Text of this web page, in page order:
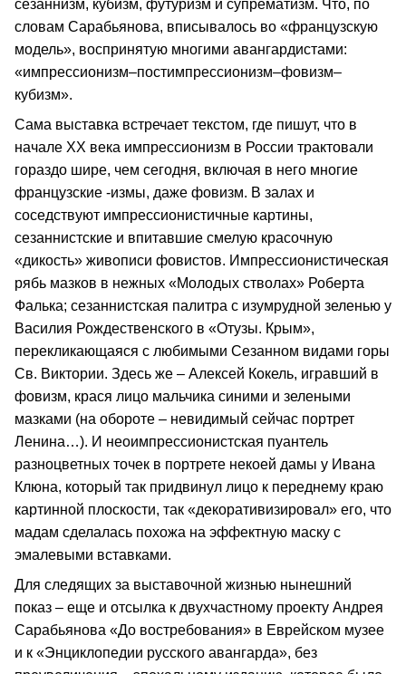
сезаннизм, кубизм, футуризм и супрематизм. Что, по
словам Сарабьянова, вписывалось во «французскую
модель», воспринятую многими авангардистами:
«импрессионизм–постимпрессионизм–фовизм–
кубизм».
Сама выставка встречает текстом, где пишут, что в
начале XX века импрессионизм в России трактовали
гораздо шире, чем сегодня, включая в него многие
французские -измы, даже фовизм. В залах и
соседствуют импрессионистичные картины,
сезаннистские и впитавшие смелую красочную
«дикость» живописи фовистов. Импрессионистическая
рябь мазков в нежных «Молодых стволах» Роберта
Фалька; сезаннистская палитра с изумрудной зеленью у
Василия Рождественского в «Отузы. Крым»,
перекликающаяся с любимыми Сезанном видами горы
Св. Виктории. Здесь же – Алексей Кокель, игравший в
фовизм, крася лицо мальчика синими и зелеными
мазками (на обороте – невидимый сейчас портрет
Ленина…). И неоимпрессионистская пуантель
разноцветных точек в портрете некоей дамы у Ивана
Клюна, который так придвинул лицо к переднему краю
картинной плоскости, так «декоративизировал» его, что
мадам сделалась похожа на эффектную маску с
эмалевыми вставками.
Для следящих за выставочной жизнью нынешний
показ – еще и отсылка к двухчастному проекту Андрея
Сарабьянова «До востребования» в Еврейском музее
и к «Энциклопедии русского авангарда», без